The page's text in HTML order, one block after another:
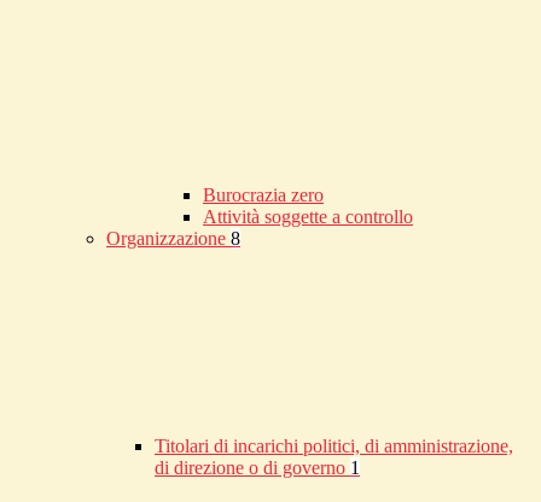
Burocrazia zero
Attività soggette a controllo
Organizzazione 8
Titolari di incarichi politici, di amministrazione,
di direzione o di governo 1